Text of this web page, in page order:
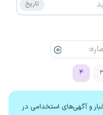
۴
و آگهی‌های استخدامی در